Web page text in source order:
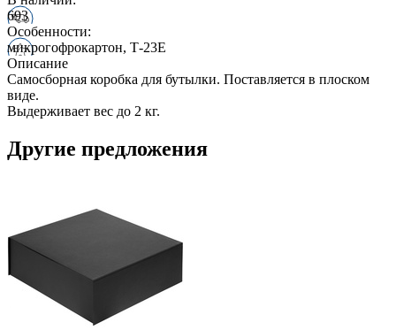
693
Особенности:
микрогофрокартон, Т-23Е
Описание
Самосборная коробка для бутылки. Поставляется в плоском
виде.
Выдерживает вес до 2 кг.
Другие предложения